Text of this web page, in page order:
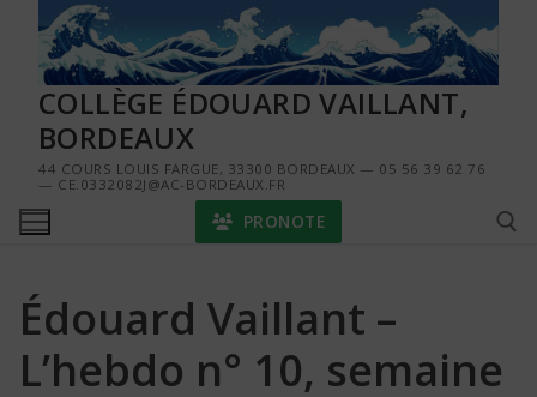
contenu
COLLÈGE ÉDOUARD VAILLANT,
BORDEAUX
44 COURS LOUIS FARGUE, 33300 BORDEAUX — 05 56 39 62 76
— CE.0332082J@AC-BORDEAUX.FR
PRONOTE
Rechercher :
Édouard Vaillant –
L’hebdo n° 10, semaine